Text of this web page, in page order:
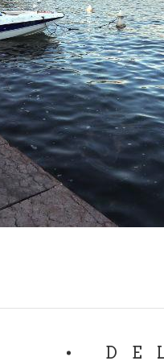
realizan en varios
fuertes
vistas al lago,
a las típicas ciudades
si bien
excursión a Tremosine,
a emocionar
definida por
sobre el lago
libremente a la terraza.